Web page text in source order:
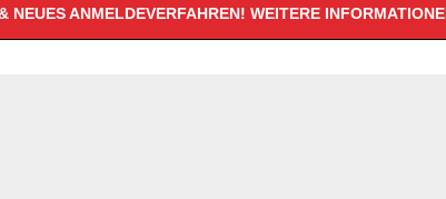
NEUES ANMELDEVERFAHREN! WEITERE